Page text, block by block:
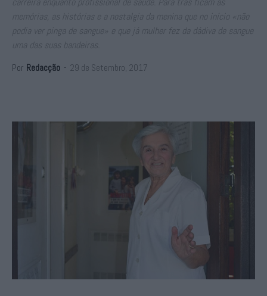
memórias, as histórias e a nostalgia da menina que no início «não
podia ver pinga de sangue» e que já mulher fez da dádiva de sangue
uma das suas bandeiras.
Por Redacção - 29 de Setembro, 2017